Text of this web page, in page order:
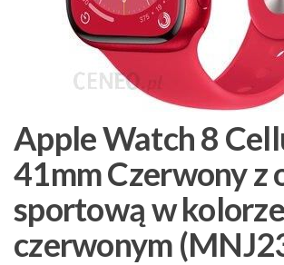
Apple Watch 8
41mm Czerwony z
sportową w kolorze
czerwonym